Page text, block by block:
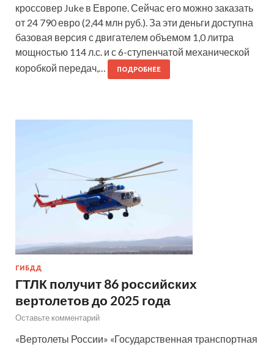
кроссовер Juke в Европе. Сейчас его можно заказать
от 24 790 евро (2,44 млн руб.). За эти деньги доступна
базовая версия с двигателем объемом 1,0 литра
мощностью 114 л.с. и с 6-ступенчатой механической
коробкой передач,…
ПОДРОБНЕЕ
ГИБДД
ГТЛК получит 86 российских
вертолетов до 2025 года
Оставьте комментарий
«Вертолеты России» «Государственная транспортная